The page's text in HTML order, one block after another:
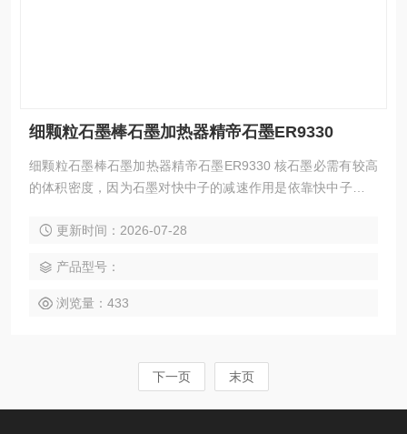
细颗粒石墨棒石墨加热器精帝石墨ER9330
细颗粒石墨棒石墨加热器精帝石墨ER9330 核石墨必需有较高
的体积密度，因为石墨对快中子的减速作用是依靠快中子对碳
越好，所以体积密度是核石墨的主要指标之一，体积密度也与
损失，要将气孔率及渗透率降低到 一定水平。
更新时间：2026-07-28
产品型号：
浏览量：433
下一页 末页